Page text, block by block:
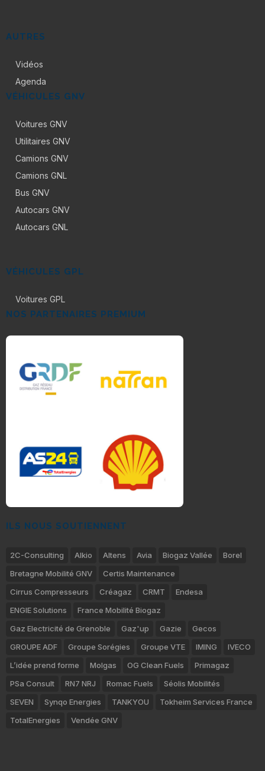
AUTRES
Vidéos
Agenda
VÉHICULES GNV
Voitures GNV
Utilitaires GNV
Camions GNV
Camions GNL
Bus GNV
Autocars GNV
Autocars GNL
VÉHICULES GPL
Voitures GPL
NOS PARTENAIRES PREMIUM
ILS NOUS SOUTIENNENT
2C-Consulting Alkio Altens Avia Biogaz Vallée
Borel
Bretagne Mobilité GNV
Certis Maintenance
Cirrus Compresseurs
Créagaz CRMT
Endesa
ENGIE Solutions
France Mobilité Biogaz
Gaz Electricité de Grenoble
Gaz'up Gazie
Gecos
GROUPE ADF
Groupe Sorégies Groupe VTE IMING
IVECO
L’idée prend forme
Molgas OG Clean Fuels
Primagaz
PSa Consult
RN7 NRJ Romac Fuels
Séolis Mobilités
SEVEN
Synqo Energies TANKYOU
Tokheim Services France
TotalEnergies
Vendée GNV